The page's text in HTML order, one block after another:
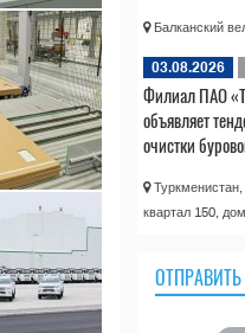
Балканский
03.08.2026
Филиал ПАО
объявляет
очистки
Туркменистан,
квартал 150,